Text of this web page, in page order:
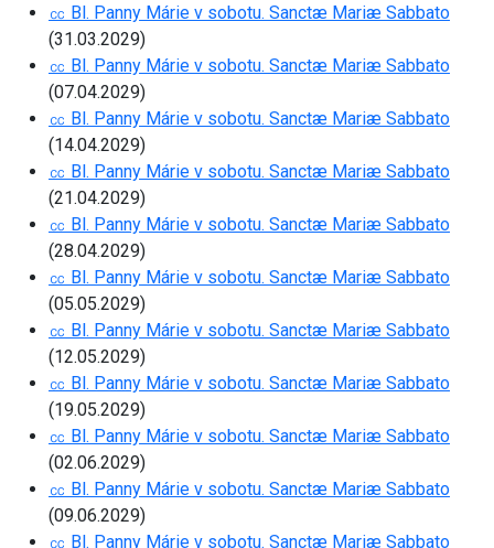
㏄ Bl. Panny Márie v sobotu. Sanctæ Mariæ Sabbato
(31.03.2029)
㏄ Bl. Panny Márie v sobotu. Sanctæ Mariæ Sabbato
(07.04.2029)
㏄ Bl. Panny Márie v sobotu. Sanctæ Mariæ Sabbato
(14.04.2029)
㏄ Bl. Panny Márie v sobotu. Sanctæ Mariæ Sabbato
(21.04.2029)
㏄ Bl. Panny Márie v sobotu. Sanctæ Mariæ Sabbato
(28.04.2029)
㏄ Bl. Panny Márie v sobotu. Sanctæ Mariæ Sabbato
(05.05.2029)
㏄ Bl. Panny Márie v sobotu. Sanctæ Mariæ Sabbato
(12.05.2029)
㏄ Bl. Panny Márie v sobotu. Sanctæ Mariæ Sabbato
(19.05.2029)
㏄ Bl. Panny Márie v sobotu. Sanctæ Mariæ Sabbato
(02.06.2029)
㏄ Bl. Panny Márie v sobotu. Sanctæ Mariæ Sabbato
(09.06.2029)
㏄ Bl. Panny Márie v sobotu. Sanctæ Mariæ Sabbato